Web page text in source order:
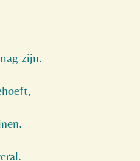
zijn.